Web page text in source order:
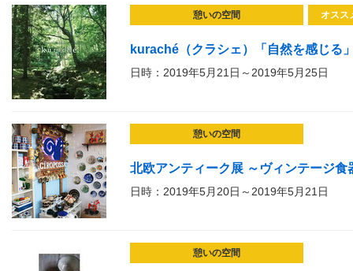
憩いの空間 オスス
kuraché（クラシェ）「自然を感じる
日時：2019年5月21日～2019年5月25日
憩いの空間
北欧アンティーク展 ～ヴィンテージ食
日時：2019年5月20日～2019年5月21日
憩いの空間